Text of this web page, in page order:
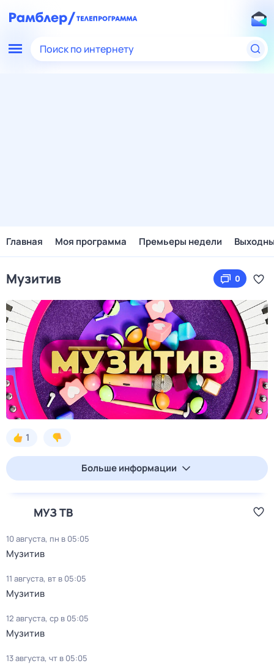
Поиск по интернету
Главная Моя программа Премьеры недели
Музитив 0
1
Больше информации
МУЗ ТВ
10 августа, пн в 05:05
Музитив
11 августа, вт в 05:05
Музитив
12 августа, ср в 05:05
Музитив
13 августа, чт в 05:05